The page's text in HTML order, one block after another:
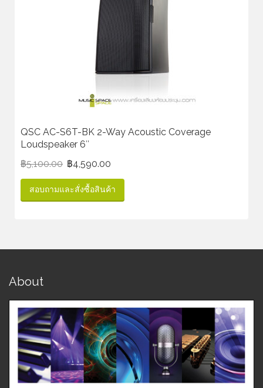
QSC AC-S6T-BK 2-Way Acoustic Coverage
Loudspeaker 6″
฿5,100.00 ฿4,590.00
สอบถามและสั่งซื้อสินค้า
About